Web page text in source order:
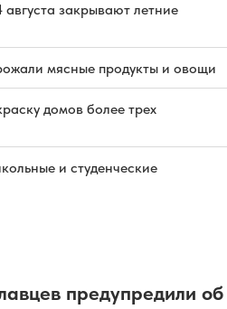
закрывают летние
мясные продукты и овощи
домов более трех
и студенческие
предупредили об